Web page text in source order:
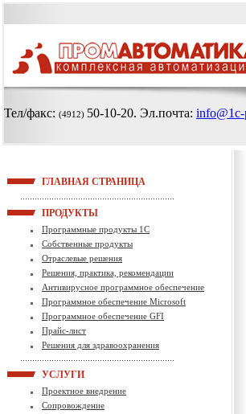
Тел/факс: (4912) 50-10-20. Эл.почта: info@1c-
ГЛАВНАЯ СТРАНИЦА
ПРОДУКТЫ
Программные продукты 1С
Собственные продукты
Отраслевые решения
Решения, практика, рекомендации
Антивирусное программное обеспечение
Программное обеспечение Microsoft
Программное обеспечение GFI
Прайс-лист
Решения для здравоохранения
УСЛУГИ
Проектное внедрение
Сопровождение